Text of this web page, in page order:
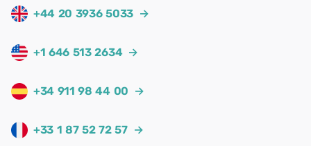
+44 20 3936 5033 →
+1 646 513 2634 →
+34 911 98 44 00 →
+33 1 87 52 72 57 →